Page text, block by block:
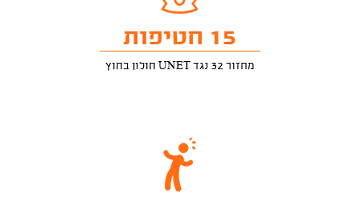
15 חטיפות
מחזור 32 נגד UNET חולון בחוץ